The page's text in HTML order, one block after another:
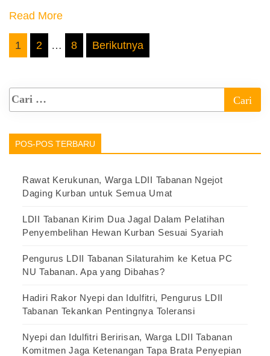
Read More
Paginasi
1 2 … 8 Berikutnya
POS-POS TERBARU
Rawat Kerukunan, Warga LDII Tabanan Ngejot
Daging Kurban untuk Semua Umat
LDII Tabanan Kirim Dua Jagal Dalam Pelatihan
Penyembelihan Hewan Kurban Sesuai Syariah
Pengurus LDII Tabanan Silaturahim ke Ketua PC
NU Tabanan. Apa yang Dibahas?
Hadiri Rakor Nyepi dan Idulfitri, Pengurus LDII
Tabanan Tekankan Pentingnya Toleransi
Nyepi dan Idulfitri Beririsan, Warga LDII Tabanan
Komitmen Jaga Ketenangan Tapa Brata Penyepian